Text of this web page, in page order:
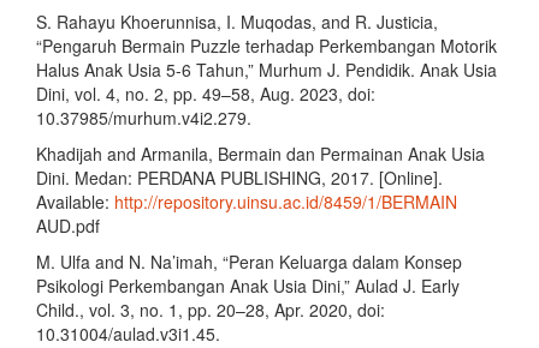
S. Rahayu Khoerunnisa, I. Muqodas, and R. Justicia,
“Pengaruh Bermain Puzzle terhadap Perkembangan Motorik
Halus Anak Usia 5-6 Tahun,” Murhum J. Pendidik. Anak Usia
Dini, vol. 4, no. 2, pp. 49–58, Aug. 2023, doi:
10.37985/murhum.v4i2.279.
Khadijah and Armanila, Bermain dan Permainan Anak Usia
Dini. Medan: PERDANA PUBLISHING, 2017. [Online].
Available: http://repository.uinsu.ac.id/8459/1/BERMAIN
AUD.pdf
M. Ulfa and N. Na’imah, “Peran Keluarga dalam Konsep
Psikologi Perkembangan Anak Usia Dini,” Aulad J. Early
Child., vol. 3, no. 1, pp. 20–28, Apr. 2020, doi:
10.31004/aulad.v3i1.45.